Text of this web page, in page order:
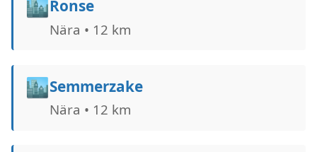
🏙️Ronse
Nära • 12 km
🏙️Semmerzake
Nära • 12 km